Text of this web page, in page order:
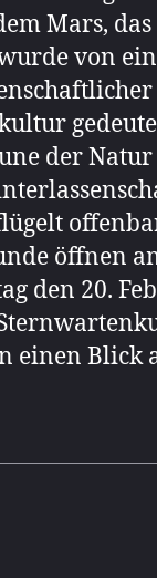
Mars,
von
der
öffnen
den 20.
einen Blick